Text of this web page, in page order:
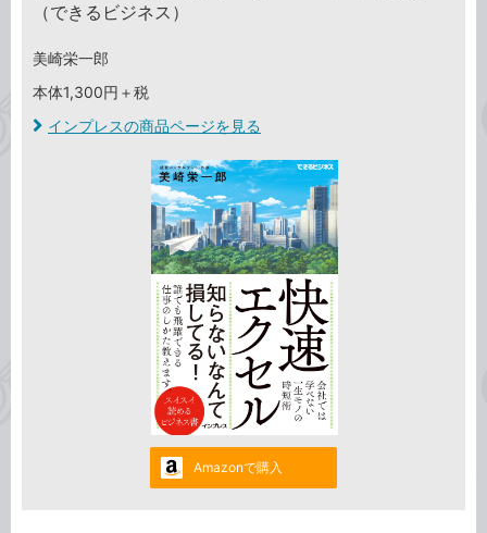
（できるビジネス）
美崎栄一郎
本体1,300円＋税
インプレスの商品ページを見る
Amazonで購入